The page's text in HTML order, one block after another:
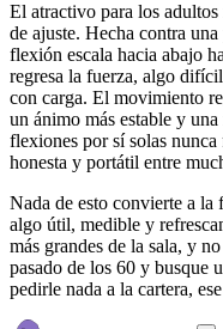
El atractivo para los adultos
de ajuste. Hecha contra
flexión escala hacia abajo
regresa la fuerza, algo
con carga. El movimiento
un ánimo más estable y
flexiones por sí solas
honesta y portátil entre
Nada de esto convierte a
algo útil, medible y
más grandes de la sala, y
pasado de los 60 y busque
pedirle nada a la cartera,